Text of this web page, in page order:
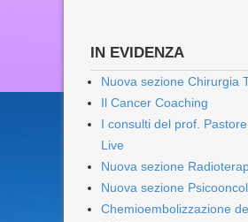
IN EVIDENZA
Nuova sezione Chirurgia
Il Cancer Coaching
I consulti del prof.
Live
Nuova sezione
Nuova sezione
Chemioembolizzazione